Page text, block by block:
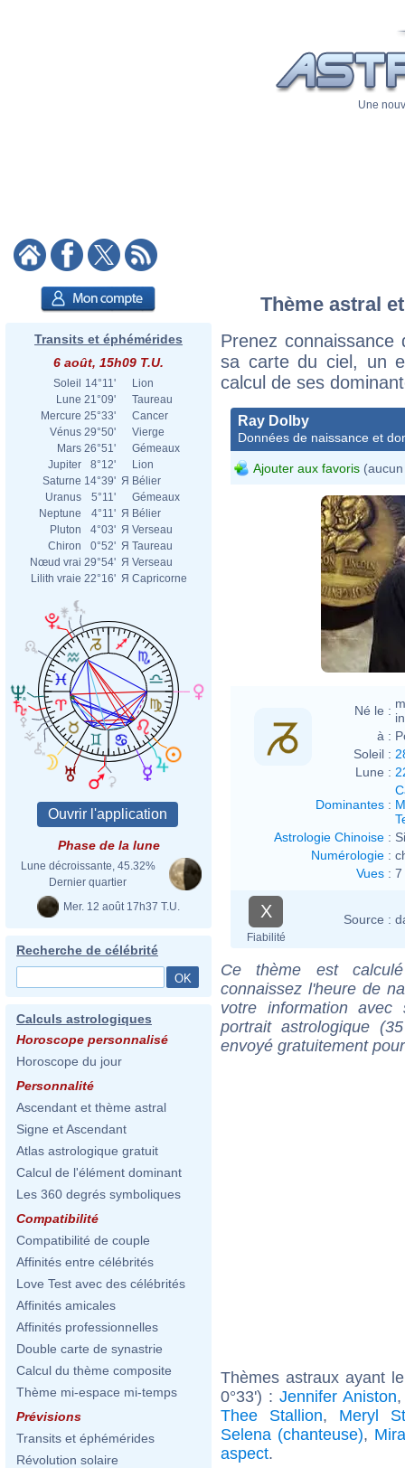
Une
Transits et éphémérides
6 août, 15h09 T.U.
Soleil 14°11'
Lion
Lune 21°09'
Taureau
Mercure 25°33'
Cancer
Vénus 29°50'
Vierge
Mars 26°51'
Gémeaux
Jupiter
8°12'
Lion
Saturne 14°39' Я Bélier
Uranus
5°11'
Gémeaux
Neptune
4°11' Я Bélier
Pluton
4°03' Я Verseau
Chiron
0°52' Я Taureau
Nœud vrai 29°54' Я Verseau
Lilith vraie 22°16' Я Capricorne
Phase de la lune
Lune décroissante, 45.32%
Dernier quartier
Mer. 12 août 17h37 T.U.
Recherche de célébrité
Calculs astrologiques
Horoscope personnalisé
Horoscope du jour
Personnalité
Ascendant et thème astral
Signe et Ascendant
Atlas astrologique gratuit
Calcul de l'élément dominant
Les 360 degrés symboliques
Compatibilité
Compatibilité de couple
Affinités entre célébrités
Love Test avec des célébrités
Affinités amicales
Affinités professionnelles
Double carte de synastrie
Calcul du thème composite
Thème mi-espace mi-temps
Prévisions
Transits et éphémérides
Révolution solaire
Thème astral
Prenez
sa carte du ciel, un
calcul de ses
Ray Dolby
Données de naissance et
Ajouter aux favoris
Né le :
à :
Soleil :
Lune :
Dominantes :
Astrologie Chinoise :
Numérologie :
Vues : 7
X
Fiabilité
Source :
Ce thème est
connaissez l'heure de
votre information
portrait astrologique
envoyé gratuitement
Thèmes astraux ayant
0°33') :Jennifer Aniston
Thee Stallion, Meryl
Selena (chanteuse),
aspect.